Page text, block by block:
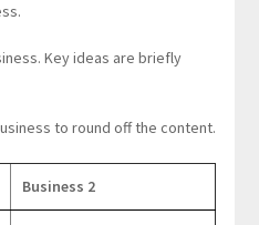
Key ideas are briefly
to round off the content.
Business 2